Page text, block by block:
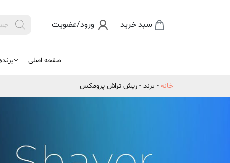
 سبد خرید ورود/عضویت
Products
search
صفحه اصلی
خانه - برند - ریش تراش پرومکس